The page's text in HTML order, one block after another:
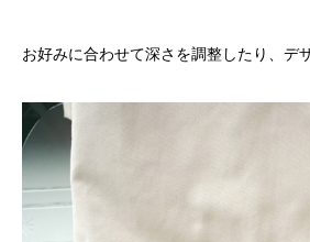
お好みに合わせて深さを調整したり、デ